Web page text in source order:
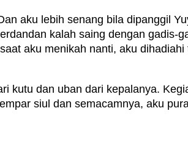
aku lebih senang bila dipanggil
kalah saing dengan gadis-
aku menikah nanti, aku
kutu dan uban dari kepalanya.
siul dan semacamnya, aku